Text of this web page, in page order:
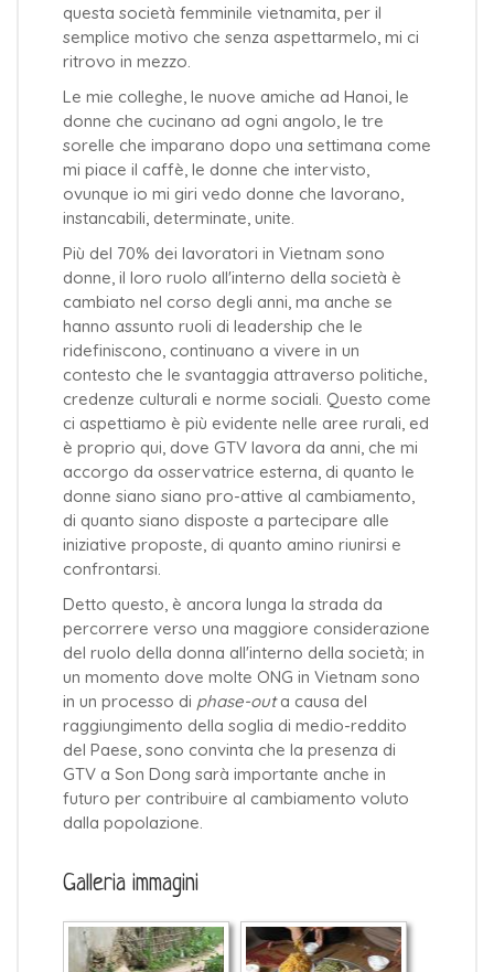
questa società femminile vietnamita, per il
semplice motivo che senza aspettarmelo, mi ci
ritrovo in mezzo.
Le mie colleghe, le nuove amiche ad Hanoi, le
donne che cucinano ad ogni angolo, le tre
sorelle che imparano dopo una settimana come
mi piace il caffè, le donne che intervisto,
ovunque io mi giri vedo donne che lavorano,
instancabili, determinate, unite.
Più del 70% dei lavoratori in Vietnam sono
donne, il loro ruolo all'interno della società è
cambiato nel corso degli anni, ma anche se
hanno assunto ruoli di leadership che le
ridefiniscono, continuano a vivere in un
contesto che le svantaggia attraverso politiche,
credenze culturali e norme sociali. Questo come
ci aspettiamo è più evidente nelle aree rurali, ed
è proprio qui, dove GTV lavora da anni, che mi
accorgo da osservatrice esterna, di quanto le
donne siano siano pro-attive al cambiamento,
di quanto siano disposte a partecipare alle
iniziative proposte, di quanto amino riunirsi e
confrontarsi.
Detto questo, è ancora lunga la strada da
percorrere verso una maggiore considerazione
del ruolo della donna all'interno della società; in
un momento dove molte ONG in Vietnam sono
in un processo di phase-outa causa del
raggiungimento della soglia di medio-reddito
del Paese, sono convinta che la presenza di
GTV a Son Dong sarà importante anche in
futuro per contribuire al cambiamento voluto
dalla popolazione.
Galleria immagini